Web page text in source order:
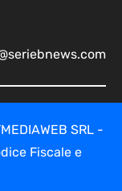
SRL -
Fiscale e